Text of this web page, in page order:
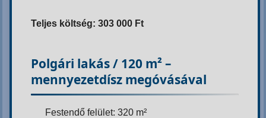
Teljes költség: 303 000 Ft
Polgári lakás / 120 m² –
mennyezetdísz megóvásával
Festendő felület: 320 m²